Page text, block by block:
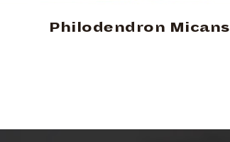
Philodendron Micans